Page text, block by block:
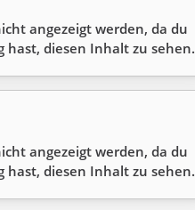
angezeigt werden, da du
hast, diesen Inhalt zu sehen.
angezeigt werden, da du
hast, diesen Inhalt zu sehen.